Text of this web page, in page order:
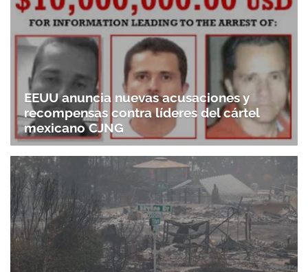
EEUU anuncia nuevas acusaciones y
recompensas contra líderes del cártel
mexicano CJNG